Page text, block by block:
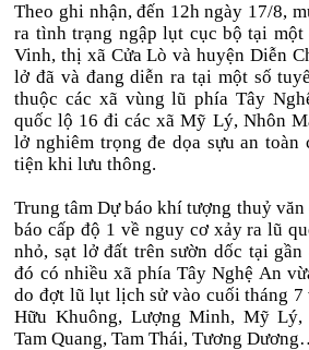
Theo ghi nhận, đến 12h ngày 17/8,
ra tình trạng ngập lụt cục bộ tại một
Vinh, thị xã Cửa Lò và huyện Diễn
lở đã và đang diễn ra tại một số
thuộc các xã vùng lũ phía Tây
quốc lộ 16 đi các xã Mỹ Lý, Nhôn
lở nghiêm trọng đe dọa sựu an toàn
tiện khi lưu thông.
Trung tâm Dự báo khí tượng thuỷ
báo cấp độ 1 về nguy cơ xảy ra lũ
nhỏ, sạt lở đất trên sườn dốc tại
đó có nhiều xã phía Tây Nghệ An
do đợt lũ lụt lịch sử vào cuối tháng 7
Hữu Khuông, Lượng Minh, Mỹ
Tam Quang, Tam Thái, Tương